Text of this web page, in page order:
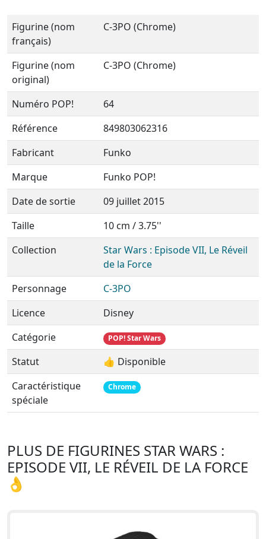
Figurine (nom
français)
C-3PO (Chrome)
Figurine (nom
original)
C-3PO (Chrome)
Numéro POP!
64
Référence
849803062316
Fabricant
Funko
Marque
Funko POP!
Date de sortie
09 juillet 2015
Taille
10 cm / 3.75''
Collection
Star Wars : Episode VII, Le Réveil
de la Force
Personnage
C-3PO
Licence
Disney
Catégorie
POP! Star Wars
Statut
👍 Disponible
Caractéristique
spéciale
Chrome
PLUS DE FIGURINES STAR WARS :
EPISODE VII, LE RÉVEIL DE LA FORCE
👌